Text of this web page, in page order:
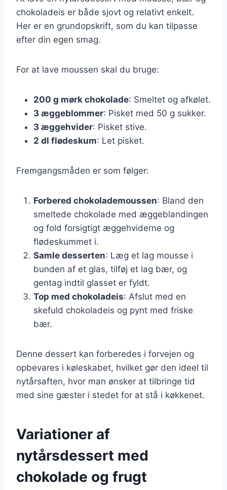
chokoladeis er både sjovt og relativt enkelt.
Her er en grundopskrift, som du kan tilpasse
efter din egen smag.
For at lave moussen skal du bruge:
200 g mørk chokolade: Smeltet og afkølet.
3 æggeblommer: Pisket med 50 g sukker.
3 æggehvider: Pisket stive.
2 dl flødeskum: Let pisket.
Fremgangsmåden er som følger:
Forbered chokolademoussen: Bland den
smeltede chokolade med æggeblandingen
og fold forsigtigt æggehviderne og
flødeskummet i.
Samle desserten: Læg et lag mousse i
bunden af et glas, tilføj et lag bær, og
gentag indtil glasset er fyldt.
Top med chokoladeis: Afslut med en
skefuld chokoladeis og pynt med friske
bær.
Denne dessert kan forberedes i forvejen og
opbevares i køleskabet, hvilket gør den ideel til
nytårsaften, hvor man ønsker at tilbringe tid
med sine gæster i stedet for at stå i køkkenet.
Variationer af
nytårsdessert med
chokolade og frugt